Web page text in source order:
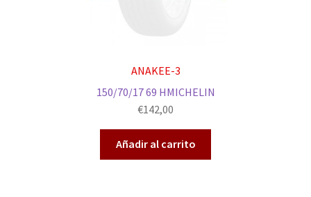
ANAKEE-3
150/70/17 69 HMICHELIN
€142,00
Añadir al carrito